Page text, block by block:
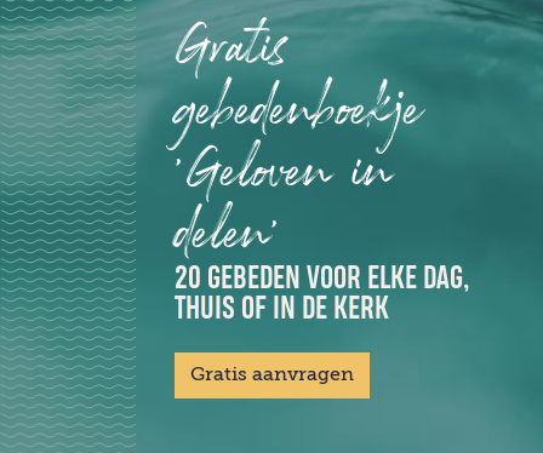
Gratis
gebedenboekje
'Geloven in
delen'
20 GEBEDEN VOOR ELKE DAG,
THUIS OF IN DE KERK
Gratis aanvragen